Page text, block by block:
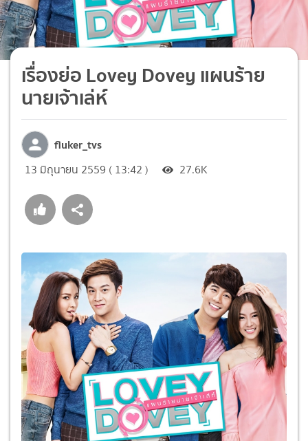
เรื่องย่อ Lovey Dovey แผนร้าย
นายเจ้าเล่ห์
fluker_tvs
13 มิถุนายน 2559 ( 13:42 ) 27.6K